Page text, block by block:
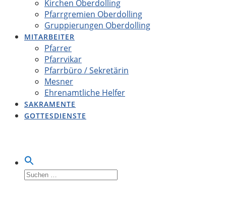
Kirchen Oberdolling
Pfarrgremien Oberdolling
Gruppierungen Oberdolling
MITARBEITER
Pfarrer
Pfarrvikar
Pfarrbüro / Sekretärin
Mesner
Ehrenamtliche Helfer
SAKRAMENTE
GOTTESDIENSTE
Suche